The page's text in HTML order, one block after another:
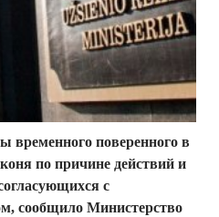
временного поверенного в
по причине действий и
с
сообщило Министерство